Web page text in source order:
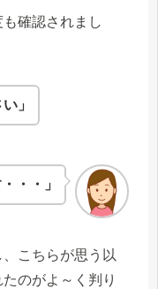
確認されまし
」
・・」
こちらが思う以
のがよ～く判り